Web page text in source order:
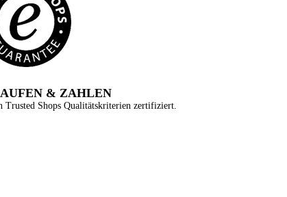
& ZAHLEN
Trusted Shops Qualitätskriterien zertifiziert.